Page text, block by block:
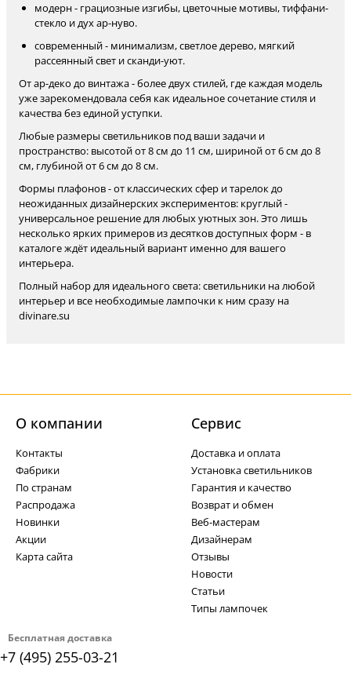
модерн - грациозные изгибы, цветочные мотивы, тиффани-
стекло и дух ар-нуво.
современный - минимализм, светлое дерево, мягкий
рассеянный свет и сканди-уют.
От ар-деко до винтажа - более двух стилей, где каждая модель
уже зарекомендовала себя как идеальное сочетание стиля и
качества без единой уступки.
Любые размеры светильников под ваши задачи и
пространство: высотой от 8 см до 11 см, шириной от 6 см до 8
см, глубиной от 6 см до 8 см.
Формы плафонов - от классических сфер и тарелок до
неожиданных дизайнерских экспериментов: круглый -
универсальное решение для любых уютных зон. Это лишь
несколько ярких примеров из десятков доступных форм - в
каталоге ждёт идеальный вариант именно для вашего
интерьера.
Полный набор для идеального света: светильники на любой
интерьер и все необходимые лампочки к ним сразу на
divinare.su
Бесплатная доставка
+7 (495) 255-03-21
О компании
Контакты
Фабрики
По странам
Распродажа
Новинки
Акции
Карта сайта
Cервис
Доставка и оплата
Установка светильников
Гарантия и качество
Возврат и обмен
Веб-мастерам
Дизайнерам
Отзывы
Новости
Статьи
Типы лампочек